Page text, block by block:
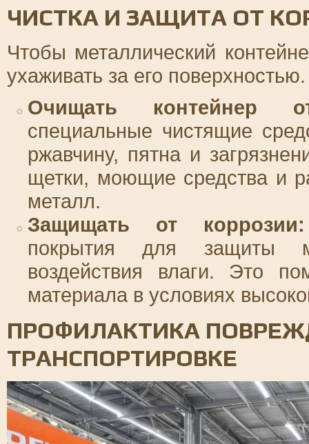
ЧИСТКА И ЗАЩИТА ОТ
Чтобы металлический
ухаживать за его
Очищать контейнер
специальные чистящие
ржавчину, пятна и
щетки, моющие средства и
металл.
Защищать от коррозии:
покрытия для защиты
воздействия влаги. Это
материала в условиях
ПРОФИЛАКТИКА
ТРАНСПОРТИРОВКЕ